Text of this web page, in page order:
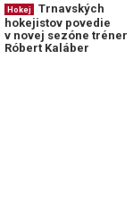
Hokej
Trnavských
hokejistov povedie
v novej sezóne tréner
Róbert Kaláber